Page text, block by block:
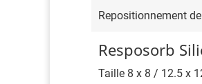
Repositionnement
Resposorb
Taille 8 x 8 / 12.5 x